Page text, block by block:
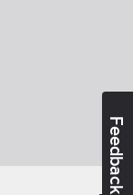
Feedback